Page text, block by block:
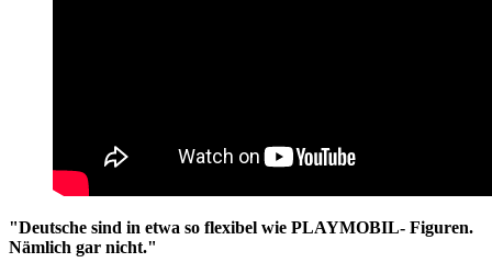
"Deutsche sind in etwa so flexibel wie PLAYMOBIL- Figuren.
Nämlich gar nicht."